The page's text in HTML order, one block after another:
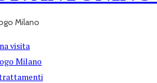
Milano
visita
Milano